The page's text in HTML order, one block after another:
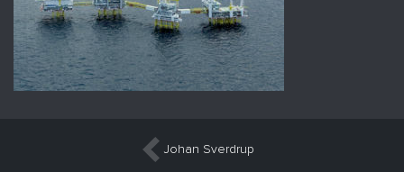
InläggsnavigeringJohan Sverdrup